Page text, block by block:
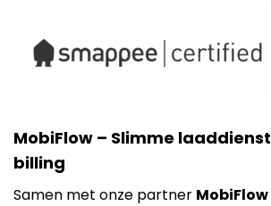
MobiFlow – Slimme
billing
Samen met onze partner MobiFlow